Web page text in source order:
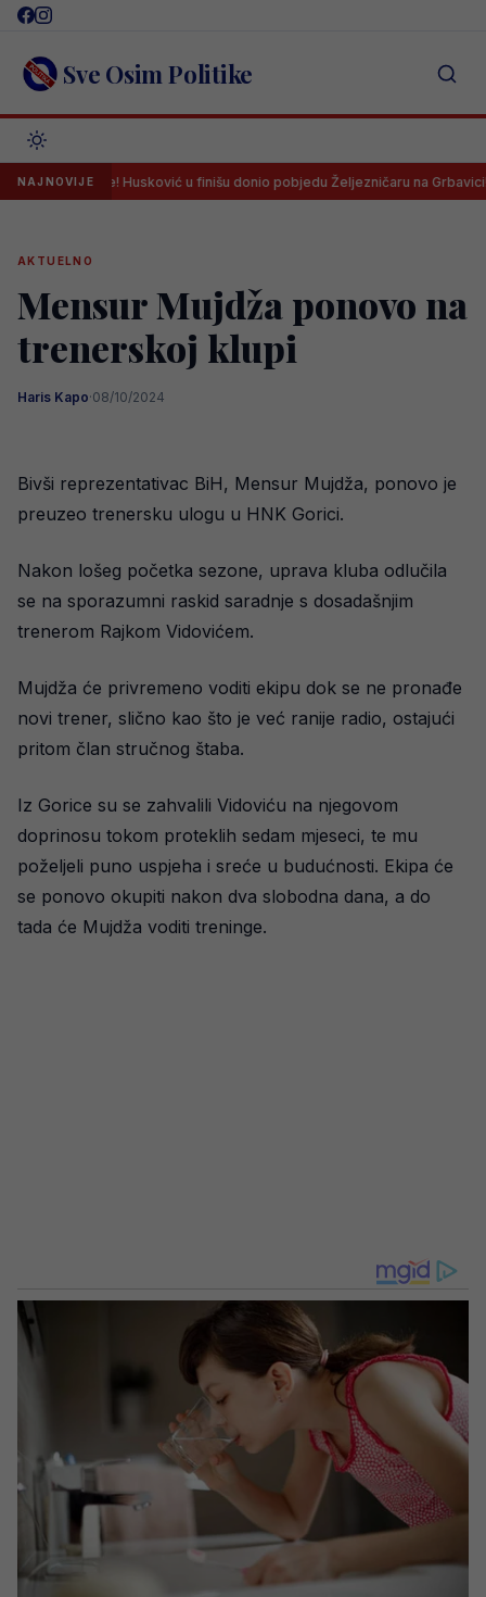
Skip
content Sve Osim Politike
NAJNOVIJEHusković u finišu donio pobjedu Željezničaru na Grbavici!
AKTUELNO
Mensur Mujdža ponovo na
trenerskoj klupi
Haris Kapo·08/10/2024
Bivši reprezentativac BiH, Mensur Mujdža, ponovo je
preuzeo trenersku ulogu u HNK Gorici.
Nakon lošeg početka sezone, uprava kluba odlučila
se na sporazumni raskid saradnje s dosadašnjim
trenerom Rajkom Vidovićem.
Mujdža će privremeno voditi ekipu dok se ne pronađe
novi trener, slično kao što je već ranije radio, ostajući
pritom član stručnog štaba.
Iz Gorice su se zahvalili Vidoviću na njegovom
doprinosu tokom proteklih sedam mjeseci, te mu
poželjeli puno uspjeha i sreće u budućnosti. Ekipa će
se ponovo okupiti nakon dva slobodna dana, a do
tada će Mujdža voditi treninge.